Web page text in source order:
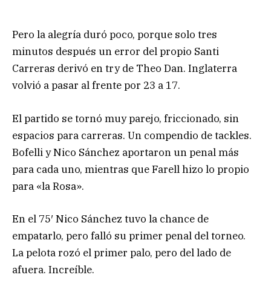
Pero la alegría duró poco, porque solo tres
minutos después un error del propio Santi
Carreras derivó en try de Theo Dan. Inglaterra
volvió a pasar al frente por 23 a 17.
El partido se tornó muy parejo, friccionado, sin
espacios para carreras. Un compendio de tackles.
Bofelli y Nico Sánchez aportaron un penal más
para cada uno, mientras que Farell hizo lo propio
para «la Rosa».
En el 75′ Nico Sánchez tuvo la chance de
empatarlo, pero falló su primer penal del torneo.
La pelota rozó el primer palo, pero del lado de
afuera. Increíble.